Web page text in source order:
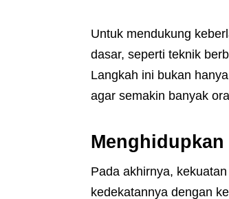
Untuk mendukung
dasar, seperti teknik
Langkah ini bukan
agar semakin banyak
Pada akhirnya,
kedekatannya dengan